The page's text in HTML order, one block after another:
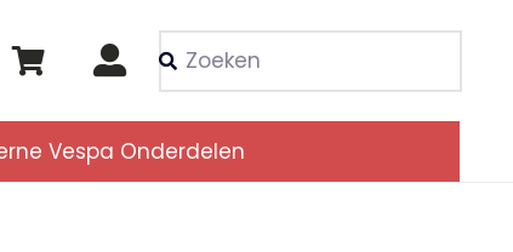
Als de resultaten voor
Vespa Onderdelen